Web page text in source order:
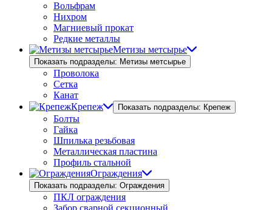
Вольфрам
Нихром
Магниевый прокат
Редкие металлы
Метизы метсырье
Показать подразделы: Метизы метсырье
Проволока
Сетка
Канат
Крепеж
Показать подразделы: Крепеж
Болты
Гайка
Шпилька резьбовая
Металлическая пластина
Профиль стальной
Ограждения
Показать подразделы: Ограждения
ПКЛ ограждения